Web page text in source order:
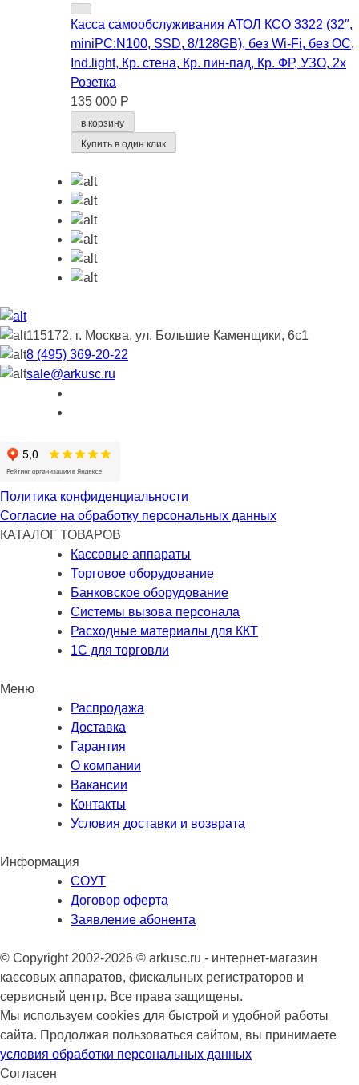
Касса самообслуживания АТОЛ КСО 3322 (32″,
miniPC:N100, SSD, 8/128GB), без Wi-Fi, без ОС,
Ind.light, Кр. стена, Кр. пин-пад, Кр. ФР, УЗО, 2x
Розетка
135 000 Р
в корзину
Купить в один клик
115172, г. Москва, ул. Большие Каменщики, 6с1
8 (495) 369-20-22
sale@arkusc.ru
Политика конфиденциальности
Согласие на обработку персональных данных
КАТАЛОГ ТОВАРОВ
Кассовые аппараты
Торговое оборудование
Банковское оборудование
Системы вызова персонала
Расходные материалы для ККТ
1С для торговли
Меню
Распродажа
Доставка
Гарантия
О компании
Вакансии
Контакты
Условия доставки и возврата
Информация
СОУТ
Договор оферта
Заявление абонента
© Copyright 2002-2026 © arkusc.ru - интернет-магазин
кассовых аппаратов, фискальных регистраторов и
сервисный центр. Все права защищены.
Мы используем cookies для быстрой и удобной работы
сайта. Продолжая пользоваться сайтом, вы принимаете
условия обработки персональных данных
Согласен